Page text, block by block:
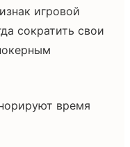
игровой
сократить свои
время